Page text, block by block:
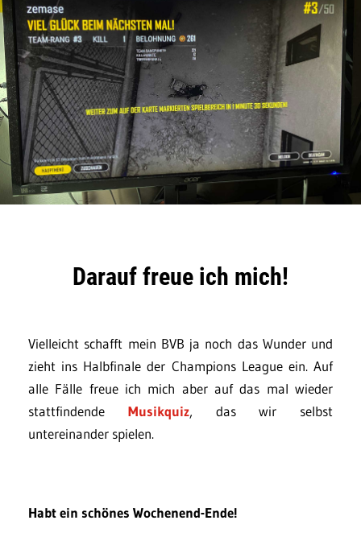
Darauf freue ich mich!
Vielleicht schafft mein BVB ja noch das Wunder und
zieht ins Halbfinale der Champions League ein. Auf
alle Fälle freue ich mich aber auf das mal wieder
stattfindende Musikquiz, das wir selbst
untereinander spielen.
Habt ein schönes Wochenend-Ende!